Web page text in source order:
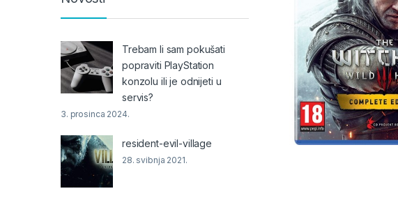
Trebam li sam pokušati
popraviti PlayStation
konzolu ili je odnijeti u
servis?
3. prosinca 2024.
resident-evil-village
28. svibnja 2021.